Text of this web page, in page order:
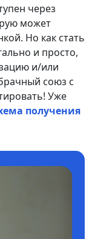
через
может
Но как стать
и просто,
и/или
союз с
Уже
получения